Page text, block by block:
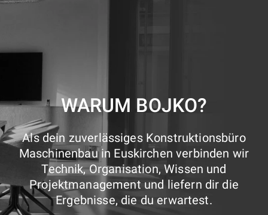
WARUM BOJKO?
Als dein zuverlässiges Konstruktionsbüro
Maschinenbau in Euskirchen verbinden wir
Technik, Organisation, Wissen und
Projektmanagement und liefern dir die
Ergebnisse, die du erwartest.